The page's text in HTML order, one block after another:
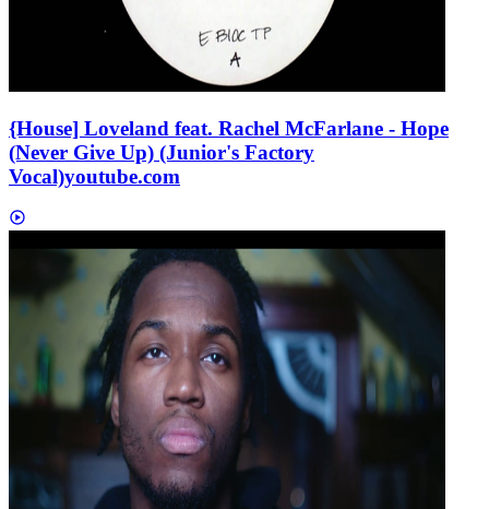
{House] Loveland feat. Rachel McFarlane - Hope
(Never Give Up) (Junior's Factory
Vocal)youtube.com